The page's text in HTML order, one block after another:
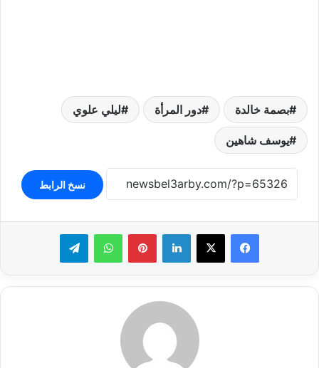
بصمة خالدة دور المرأة ليلي علوي
يوسف شاهين
نسخ الرابط
لينكدإن بينتيريستواتساب تيلقرام